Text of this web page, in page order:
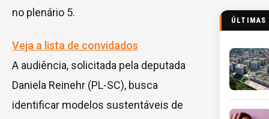
no plenário 5.
Veja a lista de convidados
A audiência, solicitada pela deputada
Daniela Reinehr (PL-SC), busca
identificar modelos sustentáveis de